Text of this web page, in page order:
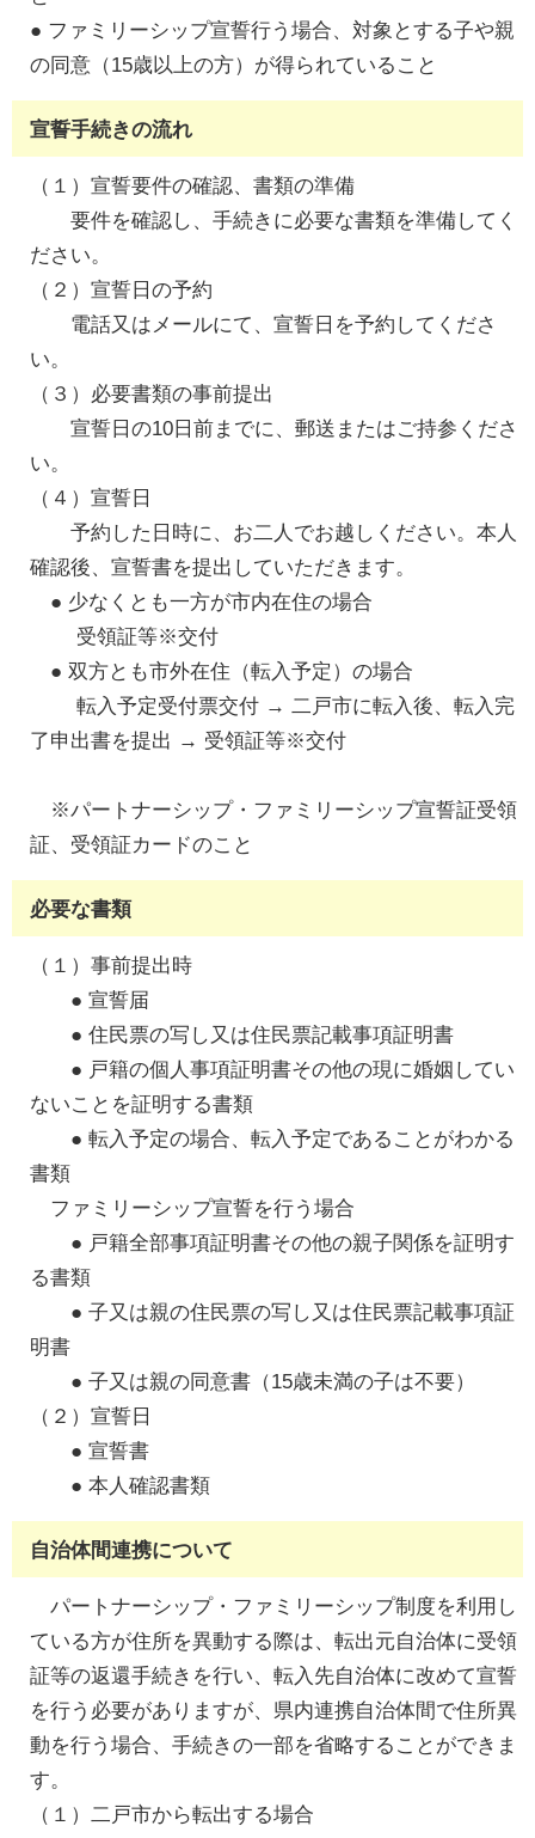
● ファミリーシップ宣誓行う場合、対象とする子や親
の同意（15歳以上の方）が得られていること
宣誓手続きの流れ
（１）宣誓要件の確認、書類の準備
要件を確認し、手続きに必要な書類を準備してく
ださい。
（２）宣誓日の予約
電話又はメールにて、宣誓日を予約してくださ
い。
（３）必要書類の事前提出
宣誓日の10日前までに、郵送またはご持参くださ
い。
（４）宣誓日
予約した日時に、お二人でお越しください。本人
確認後、宣誓書を提出していただきます。
● 少なくとも一方が市内在住の場合
受領証等※交付
● 双方とも市外在住（転入予定）の場合
転入予定受付票交付 → 二戸市に転入後、転入完
了申出書を提出 → 受領証等※交付
※パートナーシップ・ファミリーシップ宣誓証受領
証、受領証カードのこと
必要な書類
（１）事前提出時
● 宣誓届
● 住民票の写し又は住民票記載事項証明書
● 戸籍の個人事項証明書その他の現に婚姻してい
ないことを証明する書類
● 転入予定の場合、転入予定であることがわかる
書類
ファミリーシップ宣誓を行う場合
● 戸籍全部事項証明書その他の親子関係を証明す
る書類
● 子又は親の住民票の写し又は住民票記載事項証
明書
● 子又は親の同意書（15歳未満の子は不要）
（２）宣誓日
● 宣誓書
● 本人確認書類
自治体間連携について
パートナーシップ・ファミリーシップ制度を利用し
ている方が住所を異動する際は、転出元自治体に受領
証等の返還手続きを行い、転入先自治体に改めて宣誓
を行う必要がありますが、県内連携自治体間で住所異
動を行う場合、手続きの一部を省略することができま
す。
（１）二戸市から転出する場合